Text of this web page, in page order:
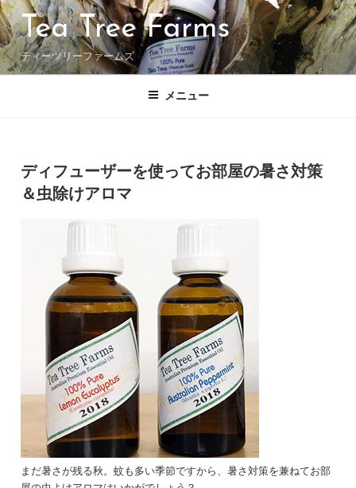
コ
ン
テ
ン
ツ
Tea Tree Farms
ティーツリーファームズ
メニュー
稿
日:
ディフューザーを使ってお部屋の暑さ対策
＆虫除けアロマ
まだ暑さが残る秋。蚊も多い季節ですから、暑さ対策を兼ねてお部